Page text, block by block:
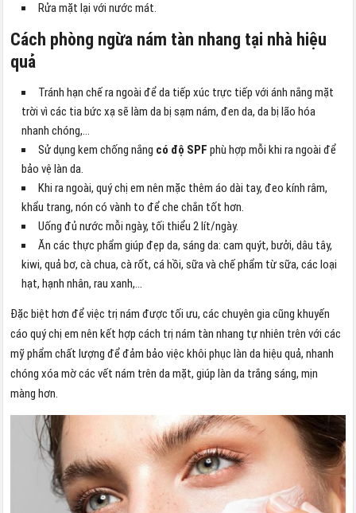
Rửa mặt lại với nước mát.
Cách phòng ngừa nám tàn nhang tại nhà hiệu
quả
Tránh hạn chế ra ngoài để da tiếp xúc trực tiếp với ánh nắng mặt
trời vì các tia bức xạ sẽ làm da bị sạm nám, đen da, da bị lão hóa
nhanh chóng,…
Sử dụng kem chống nắng có độ SPF phù hợp mỗi khi ra ngoài để
bảo vệ làn da.
Khi ra ngoài, quý chị em nên mặc thêm áo dài tay, đeo kính râm,
khẩu trang, nón có vành to để che chắn tốt hơn.
Uống đủ nước mỗi ngày, tối thiểu 2 lít/ngày.
Ăn các thực phẩm giúp đẹp da, sáng da: cam quýt, bưởi, dâu tây,
kiwi, quả bơ, cà chua, cà rốt, cá hồi, sữa và chế phẩm từ sữa, các loại
hạt, hạnh nhân, rau xanh,…
Đặc biệt hơn để việc trị nám được tối ưu, các chuyên gia cũng khuyến
cáo quý chị em nên kết hợp cách trị nám tàn nhang tự nhiên trên với các
mỹ phẩm chất lượng để đảm bảo việc khôi phục làn da hiệu quả, nhanh
chóng xóa mờ các vết nám trên da mặt, giúp làn da trắng sáng, mịn
màng hơn.